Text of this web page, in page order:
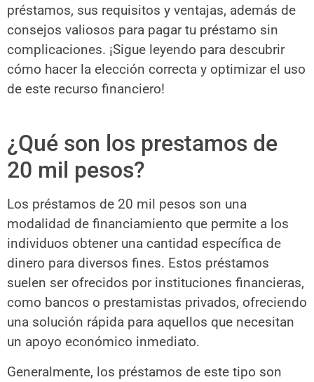
préstamos, sus requisitos y ventajas, además de
consejos valiosos para pagar tu préstamo sin
complicaciones. ¡Sigue leyendo para descubrir
cómo hacer la elección correcta y optimizar el uso
de este recurso financiero!
¿Qué son los prestamos de
20 mil pesos?
Los préstamos de 20 mil pesos son una
modalidad de financiamiento que permite a los
individuos obtener una cantidad específica de
dinero para diversos fines. Estos préstamos
suelen ser ofrecidos por instituciones financieras,
como bancos o prestamistas privados, ofreciendo
una solución rápida para aquellos que necesitan
un apoyo económico inmediato.
Generalmente, los préstamos de este tipo son